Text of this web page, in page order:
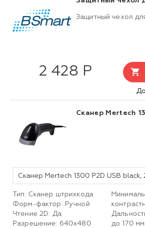
Защитный чехол
2 428 Р
Сканер Mertech
Сканер Mertech 1300 P2D USB black,
Тип: Сканер штрихкода
Форм-фактор: Ручной
Чтение 2D: Да
Разрешение: 640x480
до 170 мм